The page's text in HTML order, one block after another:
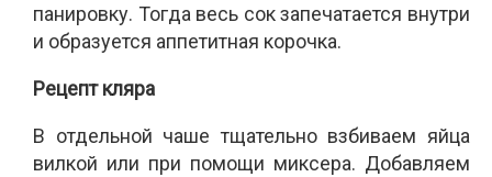
панировку. Тогда весь сок запечатается внутри
и образуется аппетитная корочка.
Рецепт кляра
В отдельной чаше тщательно взбиваем яйца
вилкой или при помощи миксера. Добавляем